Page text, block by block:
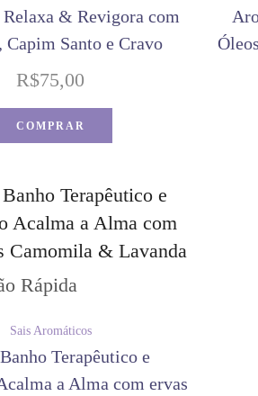
& Revigora com
Santo e Cravo
R$75,00
COMPRAR
Rápida
Sais Aromáticos
Terapêutico e
a Alma com ervas